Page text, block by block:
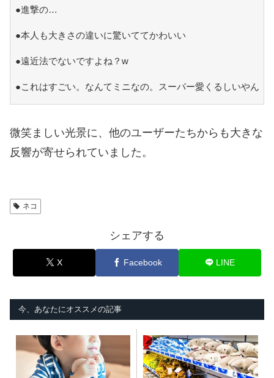
●進撃の…
●本人も大きさの違いに驚いててかわいい
●遠近法でないですよね？w
●これはすごい。なんてミニなの。スーパー愛くるしいやん
微笑ましい光景に、他のユーザーたちからも大きな
反響が寄せられていました。
ネコ
シェアする
X Facebook LINE
今、あなたにオススメの記事